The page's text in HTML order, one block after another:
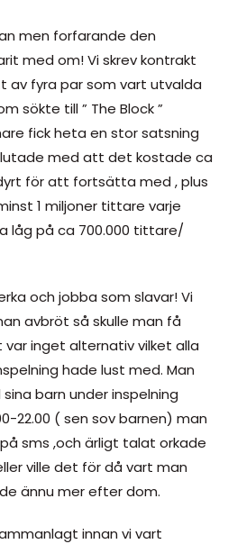
men forfarande den
med om! Vi skrev kontrakt
av fyra par som vart utvalda
sökte till ” The Block ”
fick heta en stor satsning
med att det kostade ca
för att fortsätta med , plus
1 miljoner tittare varje
låg på ca 700.000 tittare/
och jobba som slavar! Vi
avbröt så skulle man få
var inget alternativ vilket alla
hade lust med. Man
barn under inspelning
22.00 ( sen sov barnen) man
sms ,och ärligt talat orkade
ville det för då vart man
ännu mer efter dom.
innan vi vart